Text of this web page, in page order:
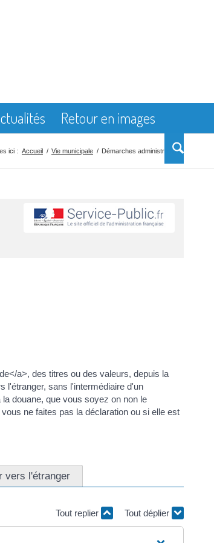
Retour en images
ici : Accueil / Vie municipale / Démarches administratives
a>, des titres ou des valeurs, depuis la
l'étranger, sans l'intermédiaire d'un
douane, que vous soyez on non le
ne faites pas la déclaration ou si elle est
vers l'étranger
Tout replier Tout déplier